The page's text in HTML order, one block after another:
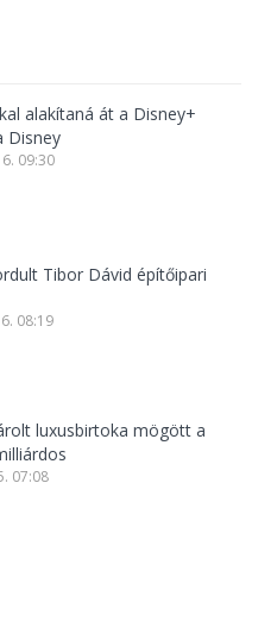
alakítaná át a Disney+
Disney
09:30
Tibor Dávid építőipari
08:19
luxusbirtoka mögött a
07:08